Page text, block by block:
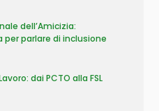
dell’Amicizia:
parlare di inclusione
dai PCTO alla FSL